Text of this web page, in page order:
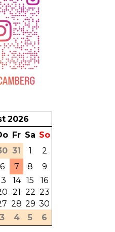
2026
Fr Sa So
31 1
2
6 7 8
9
14 15
16
21 22 23
28 29 30
3 4 5 6